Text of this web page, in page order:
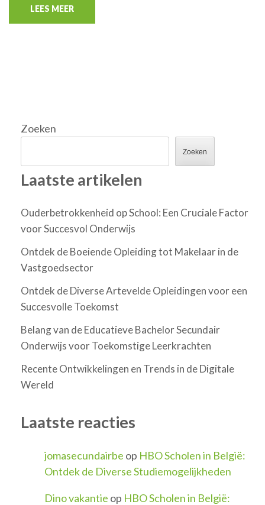
LEES MEER
Zoeken
Zoeken
Laatste artikelen
Ouderbetrokkenheid op School: Een Cruciale Factor
voor Succesvol Onderwijs
Ontdek de Boeiende Opleiding tot Makelaar in de
Vastgoedsector
Ontdek de Diverse Artevelde Opleidingen voor een
Succesvolle Toekomst
Belang van de Educatieve Bachelor Secundair
Onderwijs voor Toekomstige Leerkrachten
Recente Ontwikkelingen en Trends in de Digitale
Wereld
Laatste reacties
jomasecundairbe op HBO Scholen in België:
Ontdek de Diverse Studiemogelijkheden
Dino vakantie op HBO Scholen in België: